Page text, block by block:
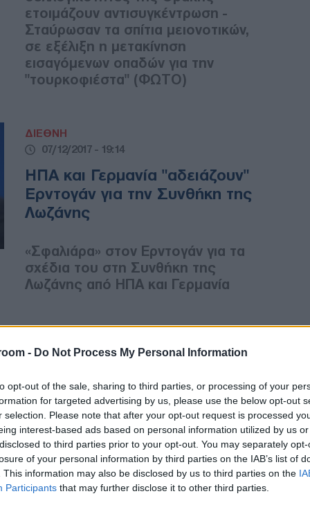
- Do Not Process My Personal Information
opt-out of the sale, sharing to third parties, or processing of your
for targeted advertising by us, please use the below opt-out
selection. Please note that after your opt-out request is processed
interest-based ads based on personal information utilized by us
to third parties prior to your opt-out. You may separately
of your personal information by third parties on the IAB’s list of
This information may also be disclosed by us to third parties on the
Participants that may further disclose it to other third parties.
ετοιμάζουν αντισυγκέντρωση -
Σταύρωσαν τα σπίτια μειονοτικών,
σε εξέλιξη η μετακίνηση
εισαγόμενων οπαδών για την
"τουρκοφιέστα" (ΦΩΤΟ)
ΔΙΕΘΝΗ
07/12/2017 - 19:14
ΗΠΑ και Γερμανία "αδειάζουν"
Ερντογάν για την Συνθήκη της
Λωζάνης
«Σφαλιάρα» στον Ερντογάν για τα
σχέδια του στη Συνθήκη της
Λωζάνης από ΗΠΑ και Γερμανία
07/12/2017 - 18:02
Το Στέιτ Ντιπάρτμεντ
"αδειάζει" τον Ερντογάν για τη
Συνθήκη της Λωζάνης
"Φρένο" από τις ΗΠΑ στις
φιλοδοξίες Ερντογάν για την
Συνθήκη της Λωζάνης